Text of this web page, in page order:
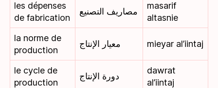
les dépenses
de fabrication
مصاريف التصنيع
masarif
altasnie
la norme de
production
معيار الإنتاج mieyar al’iintaj
le cycle de
production
دورة الإنتاج
dawrat
al’iintaj